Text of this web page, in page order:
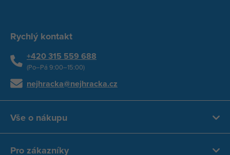
Rychlý kontakt
+420 315 559 688
(Po–Pá 9:00–15:00)
nejhracka@nejhracka.cz
Vše o nákupu
Pro zákazníky